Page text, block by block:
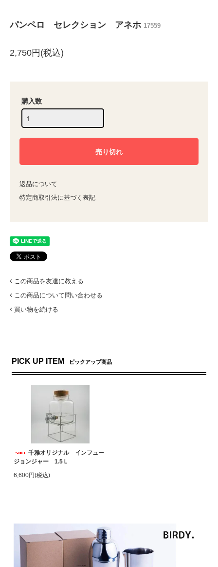
パンペロ セレクション アネホ 17559
2,750円(税込)
購入数
返品について
特定商取引法に基づく表記
この商品を友達に教える
この商品について問い合わせる
買い物を続ける
PICK UP ITEM ピックアップ商品
千雅オリジナル インフュー
ジョンジャー 1.5Ｌ
6,600円(税込)